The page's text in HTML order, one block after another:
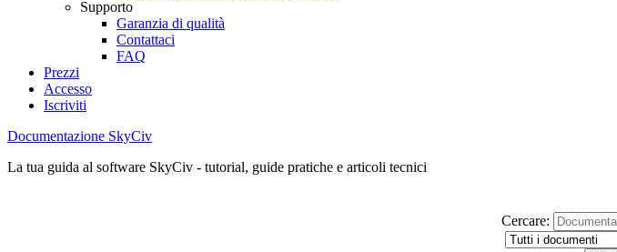
Supporto
Garanzia di qualità
Contattaci
FAQ
Prezzi
Accesso
Iscriviti
Documentazione SkyCiv
La tua guida al software SkyCiv - tutorial, guide pratiche e articoli tecnici
Cercare: